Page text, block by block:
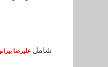
شاملعلیرضا